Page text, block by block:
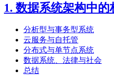
1. 数据系统架构中的
分析型与事务型系统
云服务与自托管
分布式与单节点系统
数据系统、法律与社会
总结